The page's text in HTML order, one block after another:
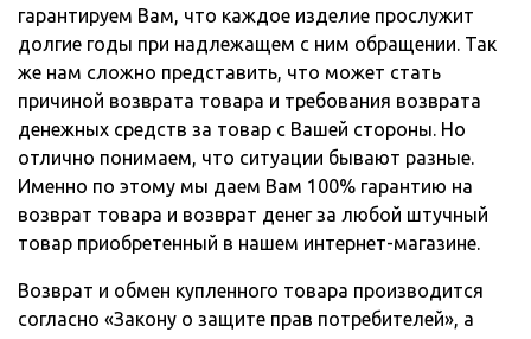
гарантируем Вам, что каждое изделие прослужит
долгие годы при надлежащем с ним обращении. Так
же нам сложно представить, что может стать
причиной возврата товара и требования возврата
денежных средств за товар с Вашей стороны. Но
отлично понимаем, что ситуации бывают разные.
Именно по этому мы даем Вам 100% гарантию на
возврат товара и возврат денег за любой штучный
товар приобретенный в нашем интернет-магазине.
Возврат и обмен купленного товара производится
согласно «Закону о защите прав потребителей», а